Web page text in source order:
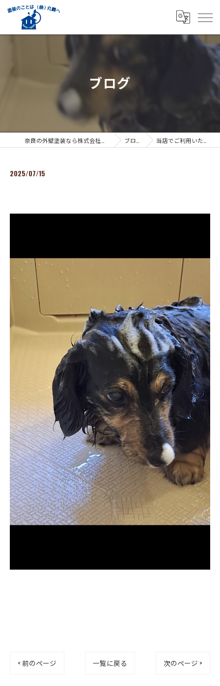
ブログ
ブログ 当店でご利用いただ…
2025/07/15
< 前のページ 一覧に戻る 次のページ >